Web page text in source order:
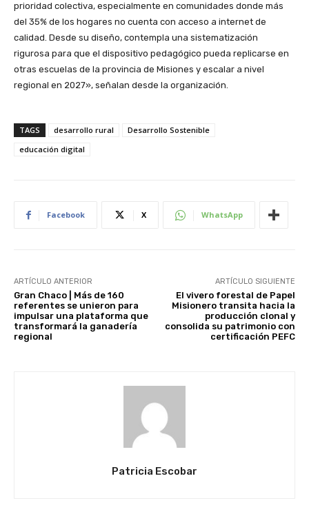
prioridad colectiva, especialmente en comunidades donde más
del 35% de los hogares no cuenta con acceso a internet de
calidad. Desde su diseño, contempla una sistematización
rigurosa para que el dispositivo pedagógico pueda replicarse en
otras escuelas de la provincia de Misiones y escalar a nivel
regional en 2027», señalan desde la organización.
TAGS desarrollo rural
Desarrollo Sostenible
educación digital
Facebook X WhatsApp
ARTÍCULO ANTERIOR
Gran Chaco | Más de 160
referentes se unieron para
impulsar una plataforma que
transformará la ganadería
regional
ARTÍCULO SIGUIENTE
El vivero forestal de Papel
Misionero transita hacia la
producción clonal y
consolida su patrimonio con
certificación PEFC
Patricia Escobar